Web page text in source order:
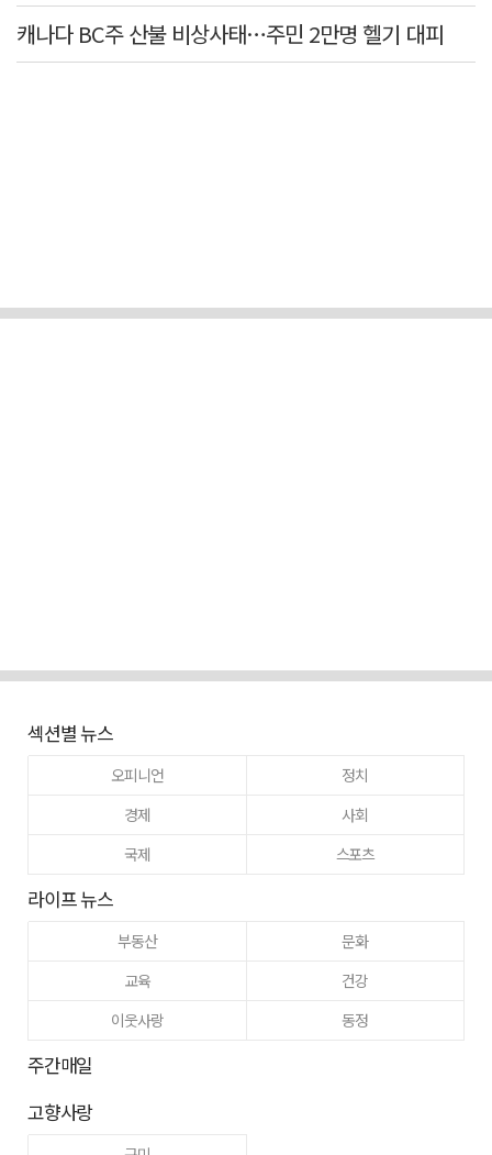
캐나다 BC주 산불 비상사태…주민 2만명 헬기 대피
섹션별 뉴스
오피니언
정치
경제
사회
국제
스포츠
라이프 뉴스
부동산
문화
교육
건강
이웃사랑
동정
주간매일
고향사랑